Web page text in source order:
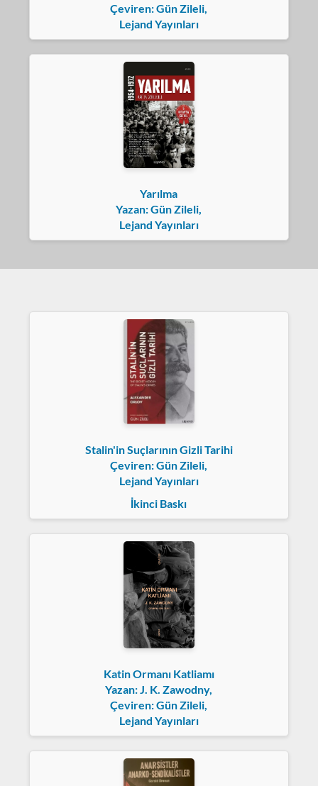
Çeviren: Gün Zileli,
Lejand Yayınları
Yarılma
Yazan: Gün Zileli,
Lejand Yayınları
Stalin'in Suçlarının Gizli Tarihi
Çeviren: Gün Zileli,
Lejand Yayınları
İkinci Baskı
Katin Ormanı Katliamı
Yazan: J. K. Zawodny,
Çeviren: Gün Zileli,
Lejand Yayınları